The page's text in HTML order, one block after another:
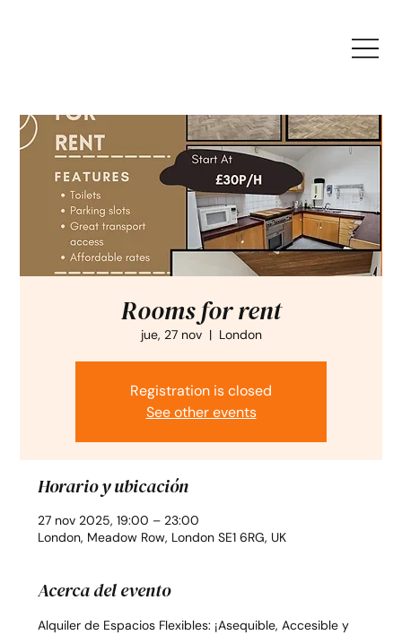
Rooms for rent
jue, 27 nov
  |
London
Registration is closed
See other events
Horario y ubicación
27 nov 2025, 19:00 – 23:00
London, Meadow Row, London SE1 6RG, UK
Acerca del evento
Alquiler de Espacios Flexibles: ¡Asequible, Accesible y